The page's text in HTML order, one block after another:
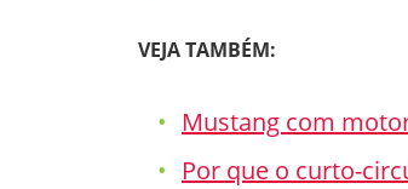
VEJA TAMBÉM:
Mustang com
Por que o curto-